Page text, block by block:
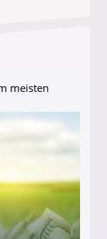
meisten